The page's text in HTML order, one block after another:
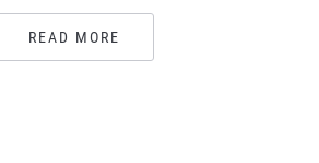
READ MORE